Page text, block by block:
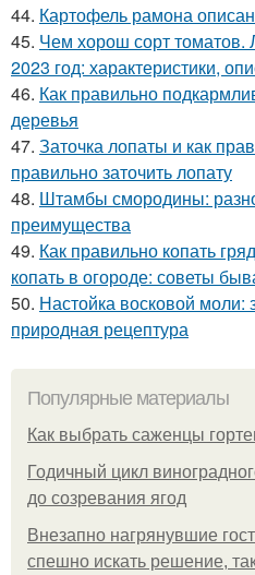
44. Картофель рамона
45. Чем хорош сорт томатов.
2023 год: характеристики,
46. Как правильно
деревья
47. Заточка лопаты и как
правильно заточить лопату
48. Штамбы смородины:
преимущества
49. Как правильно копать
копать в огороде: советы
50. Настойка восковой моли:
природная рецептура
Популярные материалы
Как выбрать саженцы
Годичный цикл
до созревания ягод
Внезапно нагрянувшие
спешно искать решение,